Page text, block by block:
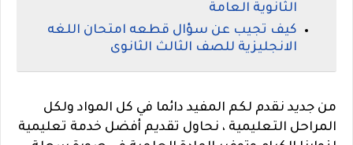
الثانوية العامة
كيف تجيب عن سؤال قطعه امتحان اللغه
الانجليزية للصف الثالث الثانوى
من جديد نقدم لكم المفيد دائما في كل المواد ولكل
المراحل التعليمية ، نحاول تقديم أفضل خدمة تعليمية